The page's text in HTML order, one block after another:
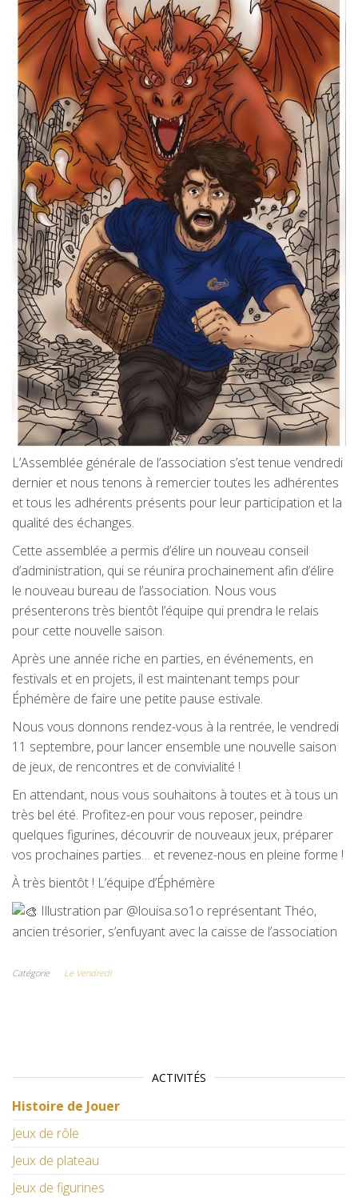
L’Assemblée générale de l’association s’est tenue vendredi
dernier et nous tenons à remercier toutes les adhérentes
et tous les adhérents présents pour leur participation et la
qualité des échanges.
Cette assemblée a permis d’élire un nouveau conseil
d’administration, qui se réunira prochainement afin d’élire
le nouveau bureau de l’association. Nous vous
présenterons très bientôt l’équipe qui prendra le relais
pour cette nouvelle saison.
Après une année riche en parties, en événements, en
festivals et en projets, il est maintenant temps pour
Éphémère de faire une petite pause estivale.
Nous vous donnons rendez-vous à la rentrée, le vendredi
11 septembre, pour lancer ensemble une nouvelle saison
de jeux, de rencontres et de convivialité !
En attendant, nous vous souhaitons à toutes et à tous un
très bel été. Profitez-en pour vous reposer, peindre
quelques figurines, découvrir de nouveaux jeux, préparer
vos prochaines parties… et revenez-nous en pleine forme !
À très bientôt ! L’équipe d’Éphémère
Illustration par @louisa.so1o représentant Théo,
ancien trésorier, s’enfuyant avec la caisse de l’association
Catégorie Le Vendredi
ACTIVITÉS
Histoire de Jouer
Jeux de rôle
Jeux de plateau
Jeux de figurines